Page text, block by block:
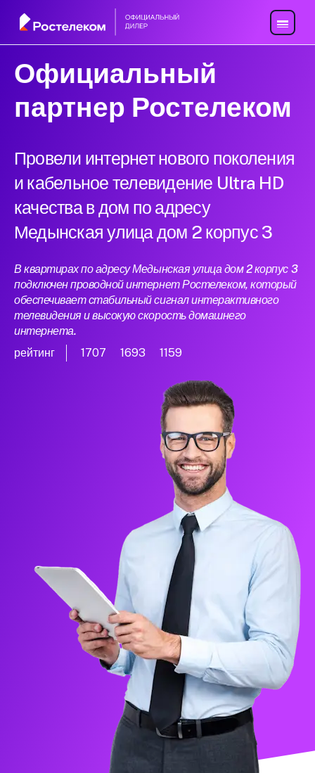
Официальный
партнер Ростелеком
Провели интернет нового поколения
и кабельное телевидение Ultra HD
качества в дом по адресу
Медынская улица дом 2 корпус 3
В квартирах по адресу Медынская улица дом 2 корпус 3
подключен проводной интернет Ростелеком, который
обеспечивает стабильный сигнал интерактивного
телевидения и высокую скорость домашнего
интернета.
рейтинг
1707 1693 1159